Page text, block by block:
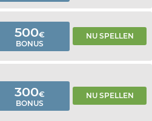
500€
BONUS
NU SPELLEN
300€
BONUS
NU SPELLEN